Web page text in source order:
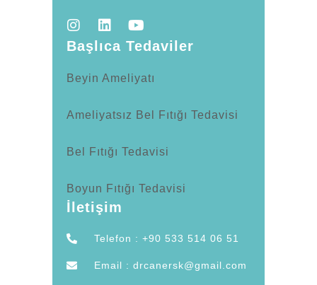
Başlıca Tedaviler
Beyin Ameliyatı
Ameliyatsız Bel Fıtığı Tedavisi
Bel Fıtığı Tedavisi
Boyun Fıtığı Tedavisi
İletişim
Telefon : +90 533 514 06 51
Email : drcanersk@gmail.com